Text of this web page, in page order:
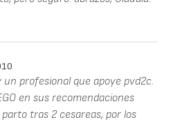
un profesional que apoye pvd2c.
en sus recomendaciones
tras 2 cesareas, por los